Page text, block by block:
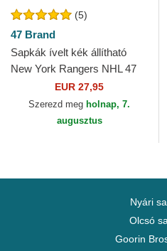
(5)
47 Brand
Sapkák ívelt kék állítható
New York Rangers NHL 47
EUR 27,95
Szerezd meg holnap, 7.
augusztus
Nyári
Olcsó
Goorin